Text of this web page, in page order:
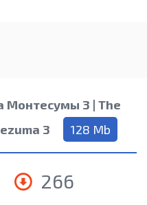
Монтесумы 3 | The
3
128 Mb
266